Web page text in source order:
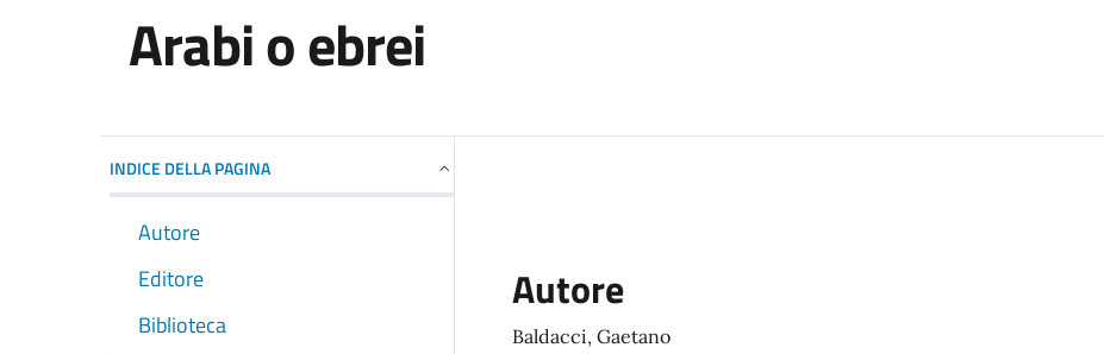
Arabi o ebrei
INDICE DELLA PAGINA
Autore
Editore
Biblioteca
Autore
Baldacci, Gaetano